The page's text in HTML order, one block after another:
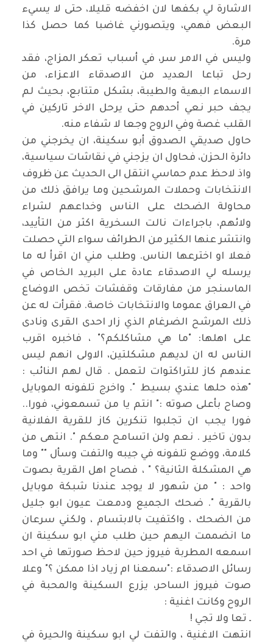
الاشارة لي بكفها لان اخفضه قليلا، حتى لا يسيء
البعض فهمي، ويتصورني غاضبا كما حصل كذا
مرة.
وليس في الامر سر، في أسباب تعكر المزاج، فقد
رحل تباعا العديد من الاصدقاء الاعزاء، من
الاسماء البهية والطيبة، بشكل متتابع، بحيث لم
يجف حبر نعي أحدهم حتى يرحل الاخر تاركين في
القلب غصة وفي الروح وجعا لا شفاء منه.
حاول صديقي الصدوق أبو سكينة، ان يخرجني من
دائرة الحزن، فحاول ان يزجني في نقاشات سياسية،
واذ لاحظ عدم حماسي انتقل الى الحديث عن ظروف
الانتخابات وحملات المرشحين وما يرافق ذلك من
محاولة الضحك على الناس وخداعهم لشراء
ولائهم، باجراءات نالت السخرية اكثر من التأييد،
وانتشر عنها الكثير من الطرائف سواء التي حصلت
فعلا او اخترعها الناس. وطلب مني ان اقرأ له ما
يرسله لي الاصدقاء عادة على البريد الخاص في
الماسنجر من مفارقات وقفشات تخص الاوضاع
في العراق عموما والانتخابات خاصة. فقرأت له عن
ذلك المرشح الضرغام الذي زار احدى القرى ونادى
على اهلها: "ما هي مشاكلكم؟" ، فاخبره اقرب
الناس له ان لديهم مشكلتين، الاولى انهم ليس
عندهم كاز للتراكتوات لتعمل . قال لهم النائب :
"هذه حلها عندي بسيط ". واخرج تلفونه الموبايل
وصاح بأعلى صوته :" انتم يا من تسمعوني، فورا..
فورا يجب ان تجلبوا تنكرين كاز للقرية الفلانية
بدون تاخير . نعم ولن اتسامح معكم ". انتهى من
كلامة، ووضع تلفونه في جيبه والتفت وسأل "" وما
هي المشكلة الثانية؟ " ، فصاح اهل القرية بصوت
واحد : " من شهور لا يوجد عندنا شبكة موبايل
بالقرية ". ضحك الجميع ودمعت عيون ابو جليل
من الضحك ، واكتفيت بالابتسام ، ولكني سرعان
ما انضممت اليهم حين طلب مني ابو سكينة ان
اسمعه المطربة فيروز حين لاحظ صورتها في احد
رسائل الاصدقاء :"سمعنا ام زياد اذا ممكن ؟" وعلا
صوت فيروز الساحر، يزرع السكينة والمحبة في
الروح وكانت اغنية :
ـ تعا ولا تجي !
انتهت الاغنية ، والتفت لي ابو سكينة والحيرة في